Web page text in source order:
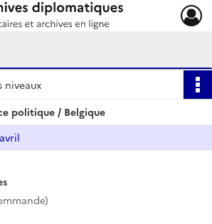
niveaux
politique / Belgique